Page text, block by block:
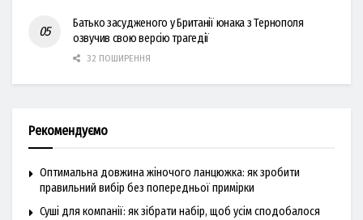
Батько засудженого у Британії юнака з Тернополя
озвучив свою версію трагедії
32 ПОШИРЕННЯ
Рекомендуємо
Оптимальна довжина жіночого ланцюжка: як зробити
правильний вибір без попередньої примірки
Суші для компанії: як зібрати набір, щоб усім сподобалося